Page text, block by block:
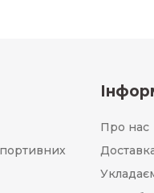
Про нас